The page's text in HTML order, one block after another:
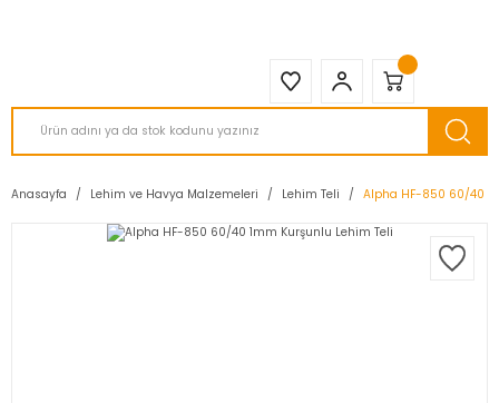
Anasayfa Lehim ve Havya Malzemeleri Lehim Teli Alpha HF-850 60/40